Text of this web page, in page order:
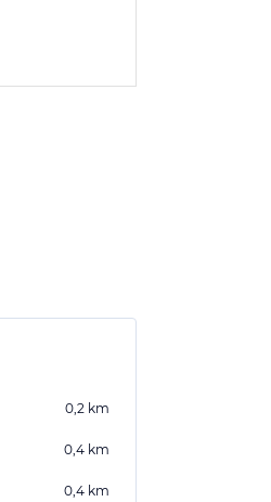
0,2 km
0,4 km
0,4 km